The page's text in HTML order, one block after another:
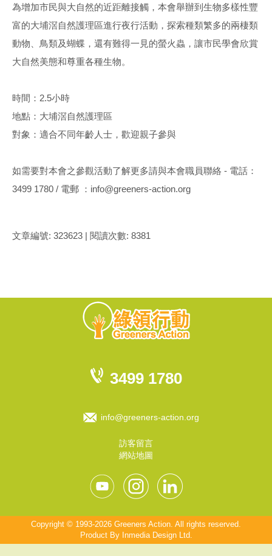
為增加市民與大自然的近距離接觸，本會舉辦到生物多樣性豐
富的大埔滘自然護理區進行夜行活動，探索種類繁多的兩棲類
動物、鳥類及蝴蝶，還有難得一見的螢火蟲，讓市民學會欣賞
大自然美態和尊重各種生物。
時間：2.5小時
地點：大埔滘自然護理區
對象：適合不同年齡人士，歡迎親子參與
如需要對本會之參觀活動了解更多請與本會職員聯絡 - 電話：
3499 1780 / 電郵 ：info@greeners-action.org
文章編號: 323623 | 閱讀次數: 8381
3499 1780
info@greeners-action.org
訪客留言
網站地圖
Copyright © 1993-2026 Greeners Action. All rights reserved.
Product By Inmedia Design Ltd.